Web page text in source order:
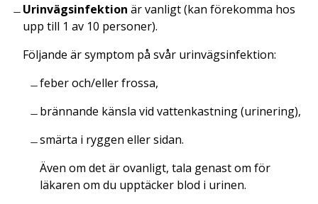
Urinvägsinfektion är vanligt (kan förekomma hos
upp till 1 av 10 personer).
Följande är symptom på svår urinvägsinfektion:
feber och/eller frossa,
brännande känsla vid vattenkastning (urinering),
smärta i ryggen eller sidan.
Även om det är ovanligt, tala genast om för
läkaren om du upptäcker blod i urinen.